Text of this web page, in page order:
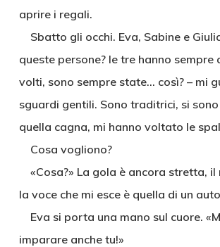
aprire i regali.
Sbatto gli occhi. Eva, Sabine e
queste persone? le tre hanno sempre
volti, sono sempre state… così? – mi
sguardi gentili. Sono traditrici, si sono
quella cagna, mi hanno voltato le
Cosa vogliono?
«Cosa?» La gola è ancora stretta, il
la voce che mi esce è quella di un
Eva si porta una mano sul cuore.
imparare anche tu!»